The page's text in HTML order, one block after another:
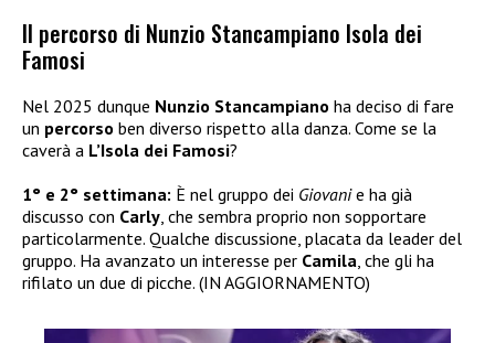
Il percorso di Nunzio Stancampiano Isola dei
Famosi
Nel 2025 dunque Nunzio Stancampiano ha deciso di fare
un percorso ben diverso rispetto alla danza. Come se la
caverà a L’Isola dei Famosi?
1° e 2° settimana: È nel gruppo dei Giovanie ha già
discusso con Carly, che sembra proprio non sopportare
particolarmente. Qualche discussione, placata da leader del
gruppo. Ha avanzato un interesse per Camila, che gli ha
rifilato un due di picche. (IN AGGIORNAMENTO)